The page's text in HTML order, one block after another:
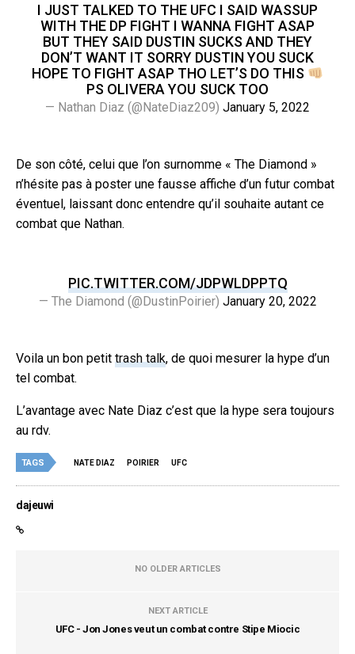
I JUST TALKED TO THE UFC I SAID WASSUP
WITH THE DP FIGHT I WANNA FIGHT ASAP
BUT THEY SAID DUSTIN SUCKS AND THEY
DON’T WANT IT SORRY DUSTIN YOU SUCK
HOPE TO FIGHT ASAP THO LET’S DO THIS
PS OLIVERA YOU SUCK TOO
— Nathan Diaz (@NateDiaz209) January 5, 2022
De son côté, celui que l’on surnomme « The Diamond »
n’hésite pas à poster une fausse affiche d’un futur combat
éventuel, laissant donc entendre qu’il souhaite autant ce
combat que Nathan.
PIC.TWITTER.COM/JDPWLDPPTQ
— The Diamond (@DustinPoirier) January 20, 2022
Voila un bon petittrash talk, de quoi mesurer la hype d’un
tel combat.
L’avantage avec Nate Diaz c’est que la hype sera toujours
au rdv.
TAGS NATE DIAZ POIRIER UFC
dajeuwi
NO OLDER ARTICLES
NEXT ARTICLE
UFC - Jon Jones veut un combat contre Stipe Miocic